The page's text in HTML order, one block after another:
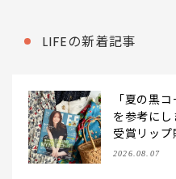
LIFEの新着記事
「夏の黒
を参考に
受賞リッ
だ6人の感
2026.08.07